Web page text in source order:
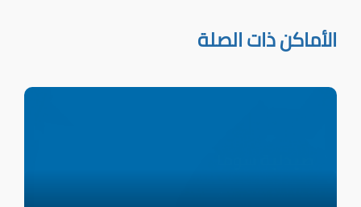
الأماكن ذات الصلة